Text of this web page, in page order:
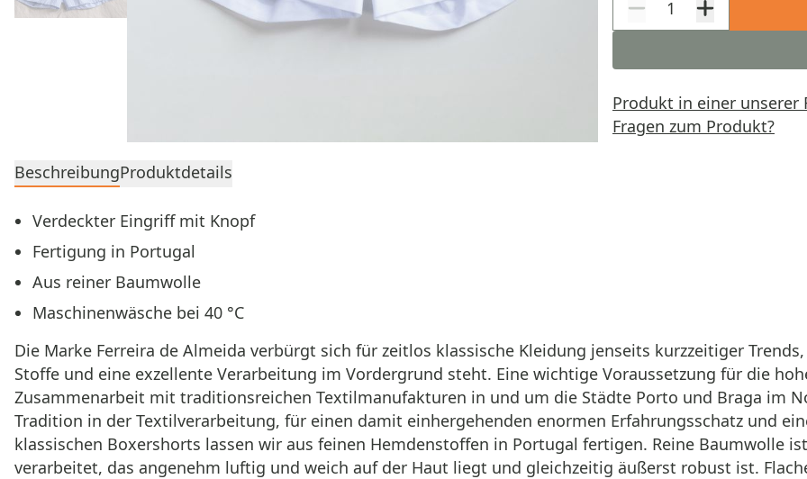
Produkt in einer unserer
Fragen zum Produkt?
BeschreibungProduktdetails
Verdeckter Eingriff mit Knopf
Fertigung in Portugal
Aus reiner Baumwolle
Maschinenwäsche bei 40 °C
Die Marke Ferreira de Almeida verbürgt sich für zeitlos klassische Kleidung jenseits kurzzeitiger
Stoffe und eine exzellente Verarbeitung im Vordergrund steht. Eine wichtige Voraussetzung für die
Zusammenarbeit mit traditionsreichen Textilmanufakturen in und um die Städte Porto und Braga im
Tradition in der Textilverarbeitung, für einen damit einhergehenden enormen Erfahrungsschatz und
klassischen Boxershorts lassen wir aus feinen Hemdenstoffen in Portugal fertigen. Reine Baumwolle
verarbeitet, das angenehm luftig und weich auf der Haut liegt und gleichzeitig äußerst robust ist.